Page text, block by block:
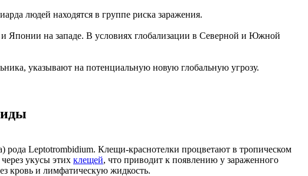
людей находятся в группе риска заражения.
Японии на западе. В условиях глобализации в Северной и Южной
указывают на потенциальную новую глобальную угрозу.
рода Leptotrombidium. Клещи-краснотелки процветают в тропическом
укусы этих клещей, что приводит к появлению у зараженного
кровь и лимфатическую жидкость.